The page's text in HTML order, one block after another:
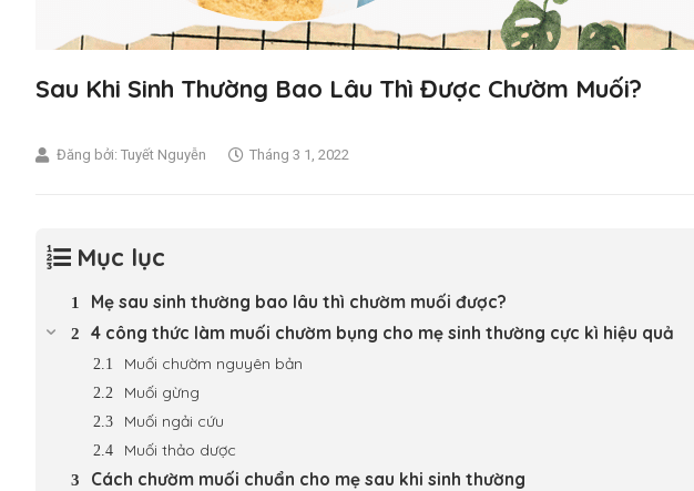
Sau Khi Sinh Thường Bao Lâu Thì Được Chườm Muối?
Đăng bởi: Tuyết Nguyễn Tháng 3 1, 2022
Mục lục
Mẹ sau sinh thường bao lâu thì chườm muối được?
4 công thức làm muối chườm bụng cho mẹ sinh thường cực kì hiệu quả
Muối chườm nguyên bản
Muối gừng
Muối ngải cứu
Muối thảo dược
Cách chườm muối chuẩn cho mẹ sau khi sinh thường